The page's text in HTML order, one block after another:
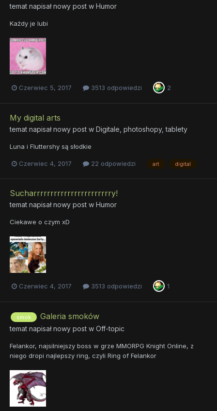
temat napisał nowy post w Humor
Każdy je lubi
Czerwiec 5, 2017 3513 odpowiedzi 2
My digital arts
temat napisał nowy post w Digitale, photoshopy, tablety
Luna i Fluttershy są słodkie
Czerwiec 4, 2017 22 odpowiedzi art digital
Sucharrrrrrrrrrrrrrrrrrrrrrry!
temat napisał nowy post w Humor
Ciekawe o czym xD
Czerwiec 4, 2017 3513 odpowiedzi 1
smok Galeria smoków
temat napisał nowy post w Off-topic
Felankor, najsilniejszy boss w grze MMORPG Knight Online, z
niego dropi najlepszy ring, czyli Ring of Felankor